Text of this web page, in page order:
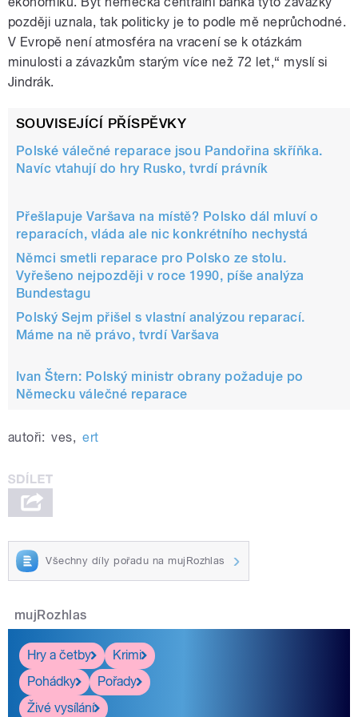
později uznala, tak politicky je to podle mě neprůchodné.
V Evropě není atmosféra na vracení se k otázkám
minulosti a závazkům starým více než 72 let,“ myslí si
Jindrák.
SOUVISEJÍCÍ PŘÍSPĚVKY
Polské válečné reparace jsou Pandořina skříňka.
Navíc vtahují do hry Rusko, tvrdí právník
Přešlapuje Varšava na místě? Polsko dál mluví o
reparacích, vláda ale nic konkrétního nechystá
Němci smetli reparace pro Polsko ze stolu.
Vyřešeno nejpozději v roce 1990, píše analýza
Bundestagu
Polský Sejm přišel s vlastní analýzou reparací.
Máme na ně právo, tvrdí Varšava
Ivan Štern: Polský ministr obrany požaduje po
Německu válečné reparace
autoři: ves, ert
Všechny díly pořadu na mujRozhlas
mujRozhlas
Hry a četby
Krimi
Pohádky
Pořady
Živé vysílání